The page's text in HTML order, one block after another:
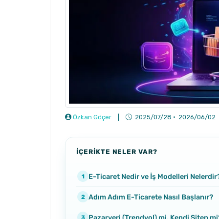
Özkan Göçer 2025/07/28 · 2026/06/02
İÇERİKTE NELER VAR?
E-Ticaret Nedir ve İş Modelleri
Adım Adım E-Ticarete Nasıl Başlanır?